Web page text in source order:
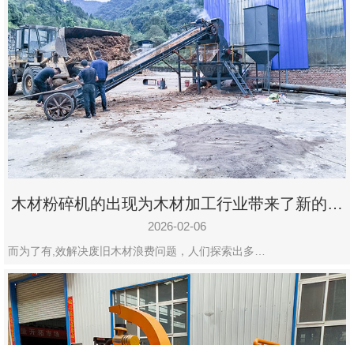
木材粉碎机的出现为木材加工行业带来了新的变
化
2026-02-06
而为了有,效解决废旧木材浪费问题，人们探索出多…